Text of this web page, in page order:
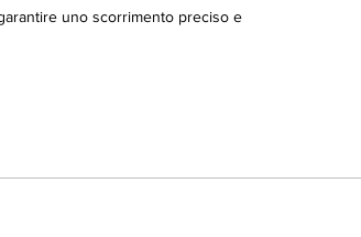
uno scorrimento preciso e